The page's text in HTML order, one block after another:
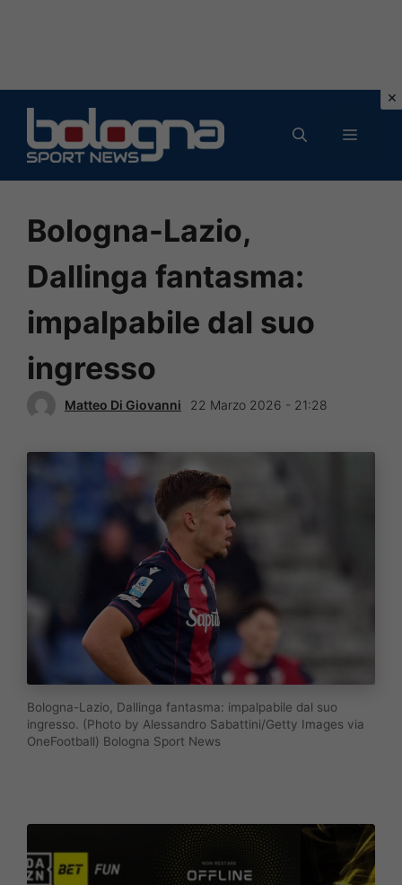
contenuto
MENU
Bologna-Lazio,
Dallinga fantasma:
impalpabile dal suo
ingresso
Matteo Di Giovanni 22 Marzo 2026 - 21:28
Bologna-Lazio, Dallinga fantasma: impalpabile dal suo
ingresso. (Photo by Alessandro Sabattini/Getty Images via
OneFootball) Bologna Sport News